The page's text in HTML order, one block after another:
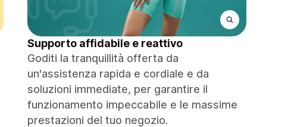
Supporto affidabile e reattivo
Goditi la tranquillità offerta da
un'assistenza rapida e cordiale e da
soluzioni immediate, per garantire il
funzionamento impeccabile e le massime
prestazioni del tuo negozio.